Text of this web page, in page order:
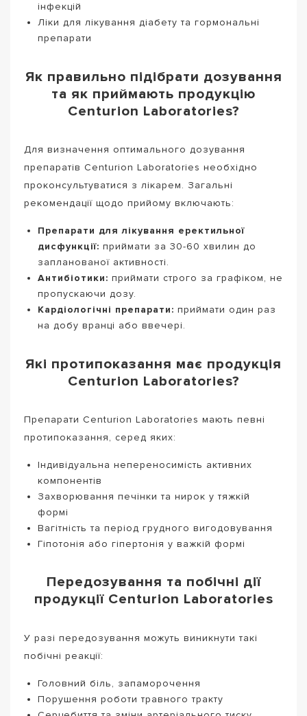
інфекцій
Ліки для лікування діабету та гормональні
препарати
Як правильно підібрати дозування
та як приймають продукцію
Centurion Laboratories?
Для визначення оптимального дозування
препаратів Centurion Laboratories необхідно
проконсультуватися з лікарем. Загальні
рекомендації щодо прийому включають:
Препарати для лікування еректильної
дисфункції: приймати за 30-60 хвилин до
запланованої активності.
Антибіотики: приймати строго за графіком, не
пропускаючи дозу.
Кардіологічні препарати: приймати один раз
на добу вранці або ввечері.
Які протипоказання має продукція
Centurion Laboratories?
Препарати Centurion Laboratories мають певні
протипоказання, серед яких:
Індивідуальна непереносимість активних
компонентів
Захворювання печінки та нирок у тяжкій
формі
Вагітність та період грудного вигодовування
Гіпотонія або гіпертонія у важкій формі
Передозування та побічні дії
продукції Centurion Laboratories
У разі передозування можуть виникнути такі
побічні реакції:
Головний біль, запаморочення
Порушення роботи травного тракту